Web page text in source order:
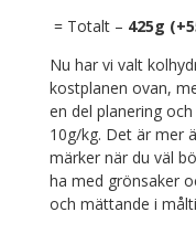
= Totalt – 425g
Nu har vi valt
kostplanen ovan,
en del planering
10g/kg. Det är mer
märker när du väl
ha med grönsaker
och mättande i